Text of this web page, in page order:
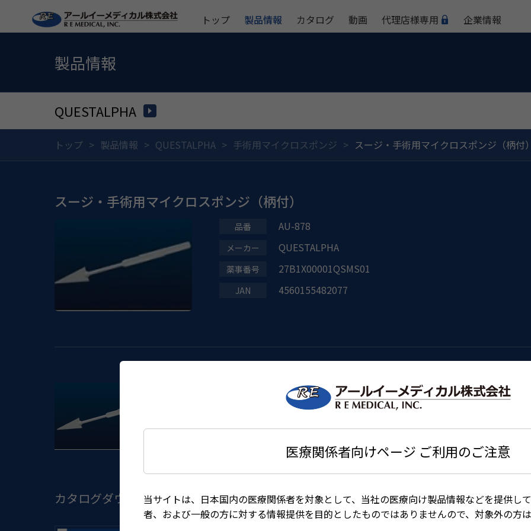
医療関係者向けページ ご利用のご注意
当サイトは、日本国内の医療関係者を対象として、当社の医療向け製品情報などを提供し
者、および一般の方に対する情報提供を目的としたものではありませんので、対象外の方
トップ 製品情報 カタログ 動画 代理店様専用 企業情報
製品情報
QUESTALPHA
トップ 製品情報 QUESTALPHA 手術用マイクロスポンジ スージ・手術用マイクロスポンジ（柄付）
スージ・手術用マイクロスポンジ（柄付）
AU-878
QUESTALPHA
27B1X00001QSMS01
4560155482077
◆200本入（10本×20袋／箱） ◆EOG滅菌済
カタログダウンロード